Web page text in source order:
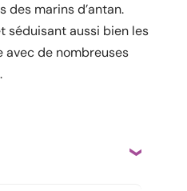
marins d’antan.
séduisant aussi bien les
avec de nombreuses